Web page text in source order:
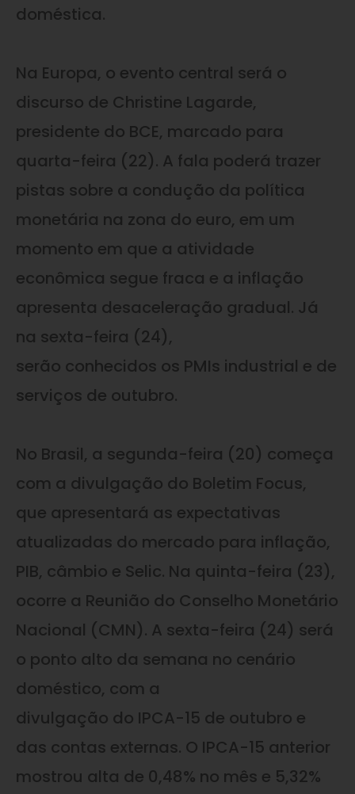
doméstica.
Na Europa, o evento central será o
discurso de Christine Lagarde,
presidente do BCE, marcado para
quarta-feira (22). A fala poderá trazer
pistas sobre a condução da política
monetária na zona do euro, em um
momento em que a atividade
econômica segue fraca e a inflação
apresenta desaceleração gradual. Já
na sexta-feira (24),
serão conhecidos os PMIs industrial e de
serviços de outubro.
No Brasil, a segunda-feira (20) começa
com a divulgação do Boletim Focus,
que apresentará as expectativas
atualizadas do mercado para inflação,
PIB, câmbio e Selic. Na quinta-feira (23),
ocorre a Reunião do Conselho Monetário
Nacional (CMN). A sexta-feira (24) será
o ponto alto da semana no cenário
doméstico, com a
divulgação do IPCA-15 de outubro e
das contas externas. O IPCA-15 anterior
mostrou alta de 0,48% no mês e 5,32%